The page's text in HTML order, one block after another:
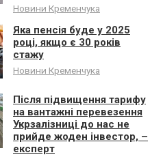
Новини Кременчука
Яка пенсія буде у 2025
році, якщо є 30 років
стажу
Новини Кременчука
Після підвищення тарифу
на вантажні перевезення
Укрзалізниці до нас не
прийде жоден інвестор, –
експерт